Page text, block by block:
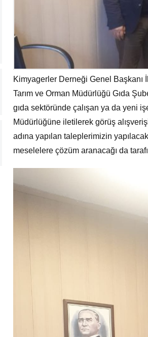
Kimyagerler Derneği Genel Başkanı
Tarım ve Orman Müdürlüğü Gıda
gıda sektöründe çalışan ya da yeni
Müdürlüğüne iletilerek görüş
adına yapılan taleplerimizin
meselelere çözüm aranacağı da